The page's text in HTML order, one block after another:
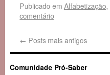
Publicado em Alfabetização,
comentário
← Posts mais antigos
Comunidade Pró-Saber